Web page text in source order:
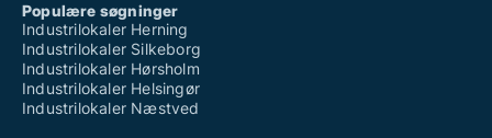
Populære søgninger
Industrilokaler Herning
Industrilokaler Silkeborg
Industrilokaler Hørsholm
Industrilokaler Helsingør
Industrilokaler Næstved